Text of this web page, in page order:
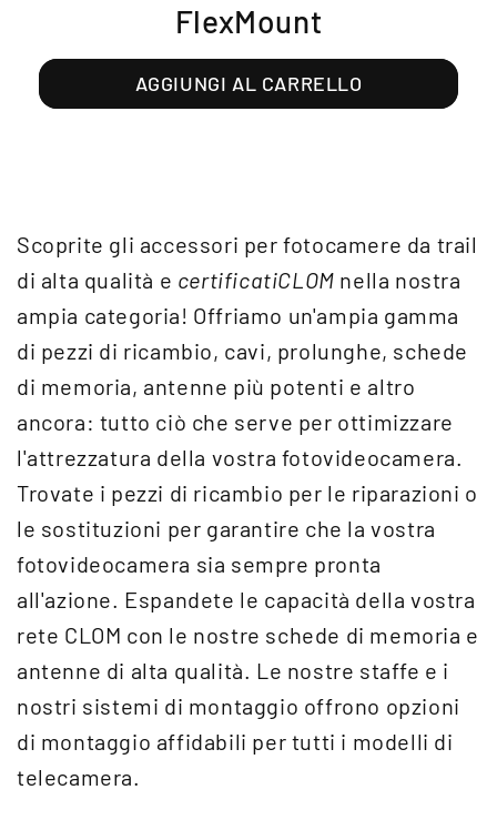
FlexMount
AGGIUNGI AL CARRELLO
Scoprite gli accessori per fotocamere da trail
di alta qualità e certificatiCLOM nella nostra
ampia categoria! Offriamo un'ampia gamma
di pezzi di ricambio, cavi, prolunghe, schede
di memoria, antenne più potenti e altro
ancora: tutto ciò che serve per ottimizzare
l'attrezzatura della vostra fotovideocamera.
Trovate i pezzi di ricambio per le riparazioni o
le sostituzioni per garantire che la vostra
fotovideocamera sia sempre pronta
all'azione. Espandete le capacità della vostra
rete CLOM con le nostre schede di memoria e
antenne di alta qualità. Le nostre staffe e i
nostri sistemi di montaggio offrono opzioni
di montaggio affidabili per tutti i modelli di
telecamera.